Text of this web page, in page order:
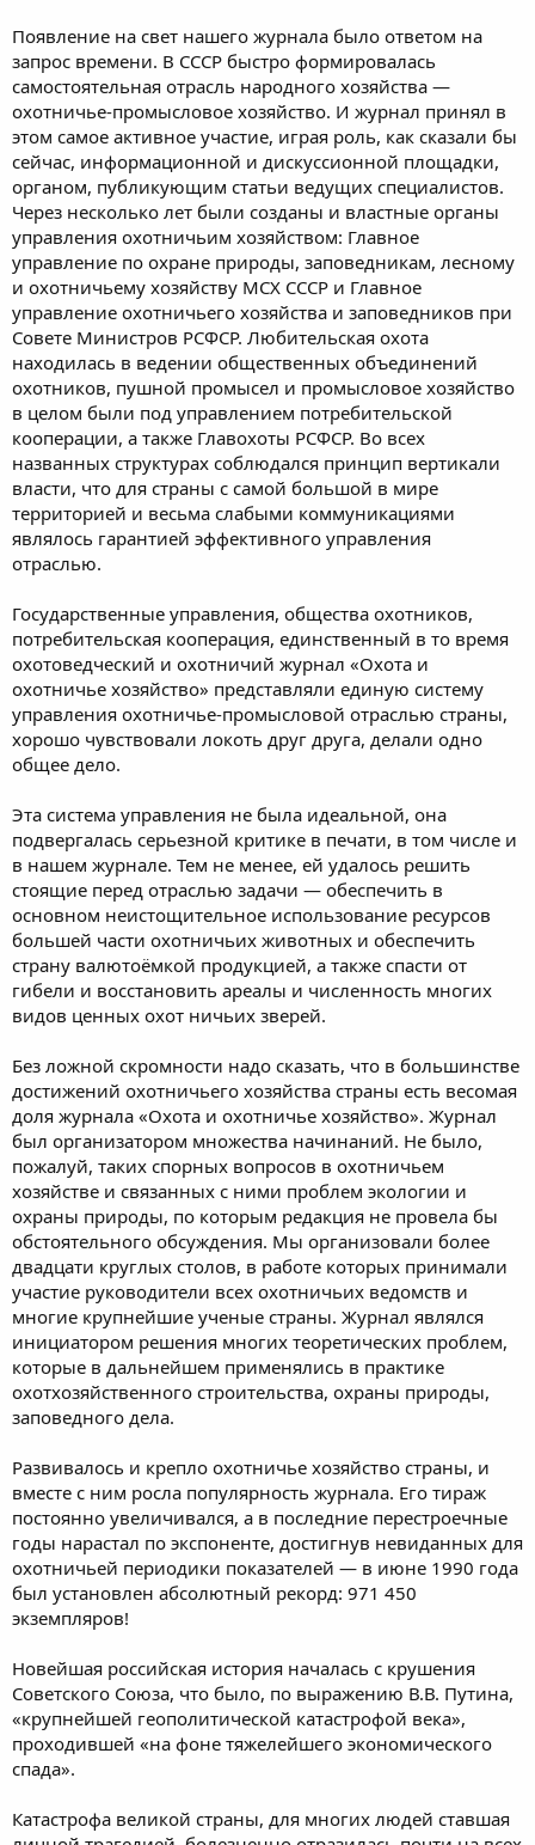
Появление на свет нашего журнала было ответом на
запрос времени. В СССР быстро формировалась
самостоятельная отрасль народного хозяйства —
охотничье-промысловое хозяйство. И журнал принял в
этом самое активное участие, играя роль, как сказали бы
сейчас, информационной и дискуссионной площадки,
органом, публикующим статьи ведущих специалистов.
Через несколько лет были созданы и властные органы
управления охотничьим хозяйством: Главное
управление по охране природы, заповедникам, лесному
и охотничьему хозяйству МСХ СССР и Главное
управление охотничьего хозяйства и заповедников при
Совете Министров РСФСР. Любительская охота
находилась в ведении общественных объединений
охотников, пушной промысел и промысловое хозяйство
в целом были под управлением потребительской
кооперации, а также Главохоты РСФСР. Во всех
названных структурах соблюдался принцип вертикали
власти, что для страны с самой большой в мире
территорией и весьма слабыми коммуникациями
являлось гарантией эффективного управления
отраслью.
Государственные управления, общества охотников,
потребительская кооперация, единственный в то время
охотоведческий и охотничий журнал «Охота и
охотничье хозяйство» представляли единую систему
управления охотничье-промысловой отраслью страны,
хорошо чувствовали локоть друг друга, делали одно
общее дело.
Эта система управления не была идеальной, она
подвергалась серьезной критике в печати, в том числе и
в нашем журнале. Тем не менее, ей удалось решить
стоящие перед отраслью задачи — обеспечить в
основном неистощительное использование ресурсов
большей части охотничьих животных и обеспечить
страну валютоёмкой продукцией, а также спасти от
гибели и восстановить ареалы и численность многих
видов ценных охот ничьих зверей.
Без ложной скромности надо сказать, что в большинстве
достижений охотничьего хозяйства страны есть весомая
доля журнала «Охота и охотничье хозяйство». Журнал
был организатором множества начинаний. Не было,
пожалуй, таких спорных вопросов в охотничьем
хозяйстве и связанных с ними проблем экологии и
охраны природы, по которым редакция не провела бы
обстоятельного обсуждения. Мы организовали более
двадцати круглых столов, в работе которых принимали
участие руководители всех охотничьих ведомств и
многие крупнейшие ученые страны. Журнал являлся
инициатором решения многих теоретических проблем,
которые в дальнейшем применялись в практике
охотхозяйственного строительства, охраны природы,
заповедного дела.
Развивалось и крепло охотничье хозяйство страны, и
вместе с ним росла популярность журнала. Его тираж
постоянно увеличивался, а в последние перестроечные
годы нарастал по экспоненте, достигнув невиданных для
охотничьей периодики показателей — в июне 1990 года
был установлен абсолютный рекорд: 971 450
экземпляров!
Новейшая российская история началась с крушения
Советского Союза, что было, по выражению В.В. Путина,
«крупнейшей геополитической катастрофой века»,
проходившей «на фоне тяжелейшего экономического
спада».
Катастрофа великой страны, для многих людей ставшая